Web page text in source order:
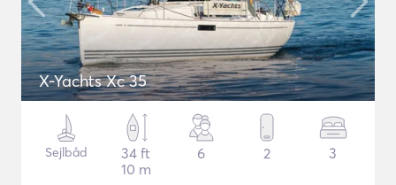
X-Yachts Xc 35
Sejlbåd
34 ft
10 m
6 2 3